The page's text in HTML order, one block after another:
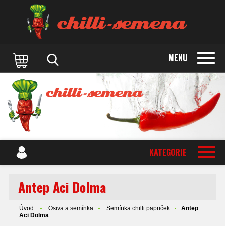
MENU
KATEGORIE
Antep Aci Dolma
Úvod Osiva a semínka Semínka chilli papriček
Antep
Aci Dolma